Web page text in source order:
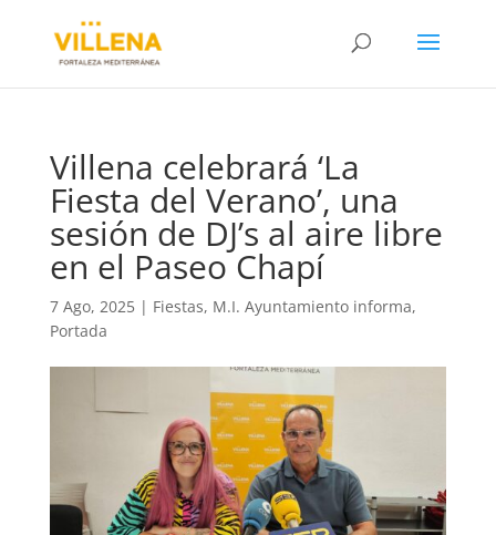
Villena celebrará ‘La
Fiesta del Verano’, una
sesión de DJ’s al aire libre
en el Paseo Chapí
7 Ago, 2025| Fiestas, M.I. Ayuntamiento informa,
Portada